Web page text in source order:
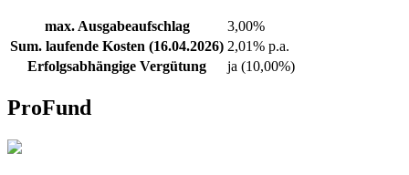
max. Ausgabeaufschlag
3,00%
Sum. laufende Kosten (16.04.2026) 2,01% p.a.
Erfolgsabhängige Vergütung
ja (10,00%)
ProFund